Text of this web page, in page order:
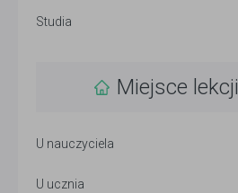
Studia
Miejsce lekcji
U nauczyciela
U ucznia